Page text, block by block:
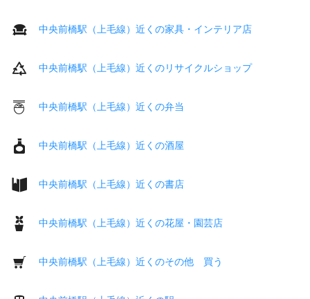
中央前橋駅（上毛線）近くの家具・インテリア店
中央前橋駅（上毛線）近くのリサイクルショップ
中央前橋駅（上毛線）近くの弁当
中央前橋駅（上毛線）近くの酒屋
中央前橋駅（上毛線）近くの書店
中央前橋駅（上毛線）近くの花屋・園芸店
中央前橋駅（上毛線）近くのその他 買う